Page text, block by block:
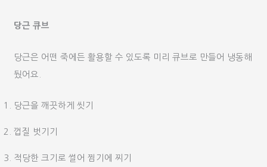
당근 큐브
당근은 어떤 죽에든 활용할 수 있도록 미리 큐브로 만들어 냉동해
뒀어요.
당근을 깨끗하게 씻기
껍질 벗기기
적당한 크기로 썰어 찜기에 찌기